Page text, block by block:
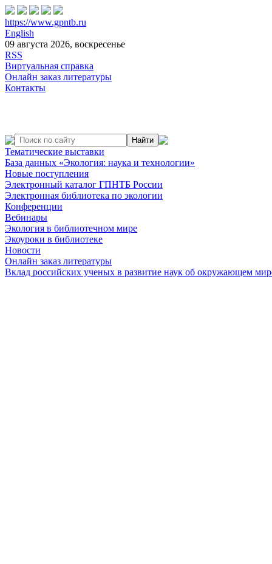
https://www.gpntb.ru
English
09 августа 2026, воскресенье
RSS
Виртуальная справка
Онлайн заказ литературы
Контакты
Тематические выставки
База данных «Экология: наука и технологии»
Новые поступления
Электронный каталог ГПНТБ России
Электронная библиотека по экологии
Конференции
Вебинары
Экология в библиотечном мире
Экоуроки в библиотеке
Новости
Онлайн заказ литературы
Вклад российских ученых в развитие наук об окружающем